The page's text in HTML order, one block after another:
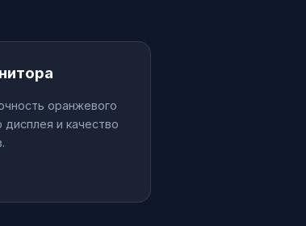
оранжевого
дисплея и качество